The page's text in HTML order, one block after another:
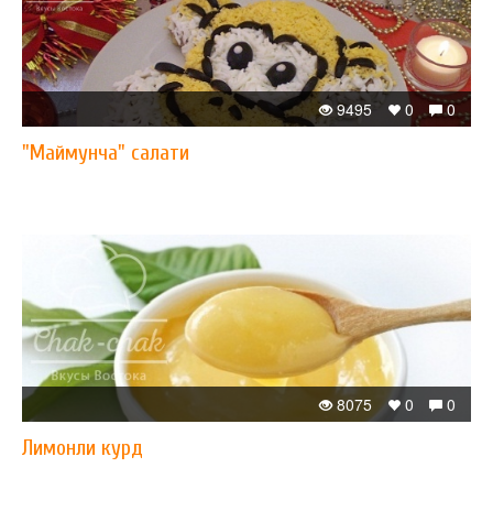
0
0
9495
"Маймунча" салати
0
0
8075
Лимонли курд